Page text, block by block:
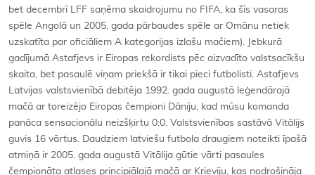
bet decembrī LFF saņēma skaidrojumu no FIFA, ka šīs vasaras
spēle Angolā un 2005. gada pārbaudes spēle ar Omānu netiek
uzskatīta par oficiāliem A kategorijas izlašu mačiem). Jebkurā
gadījumā Astafjevs ir Eiropas rekordists pēc aizvadīto valstsacīkšu
skaita, bet pasaulē viņam priekšā ir tikai pieci futbolisti. Astafjevs
Latvijas valstsvienībā debitēja 1992. gada augustā leģendārajā
mačā ar toreizējo Eiropas čempioni Dāniju, kad mūsu komanda
panāca sensacionālu neizšķirtu 0:0. Valstsvienības sastāvā Vitālijs
guvis 16 vārtus. Daudziem latviešu futbola draugiem noteikti īpašā
atmiņā ir 2005. gada augustā Vitālija gūtie vārti pasaules
čempionāta atlases principiālajā mačā ar Krieviju, kas nodrošināja